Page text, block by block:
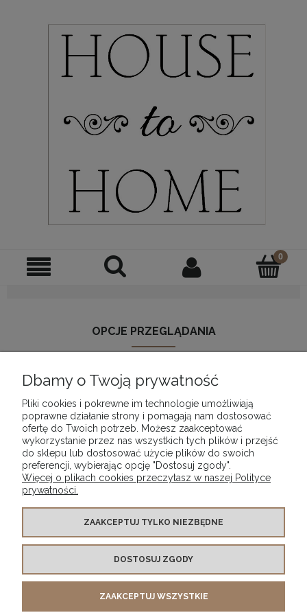
OPCJE PRZEGLĄDANIA
Nie znaleziono produktów spełniających podane kryteria.
POMOC
MOJE KONTO
PŁATNOŚCI I DOSTAWA
INFORMACJE
O NAS
Dbamy o Twoją prywatność
Pliki cookies i pokrewne im technologie umożliwiają
poprawne działanie strony i pomagają nam dostosować
ofertę do Twoich potrzeb. Możesz zaakceptować
wykorzystanie przez nas wszystkich tych plików i przejść
do sklepu lub dostosować użycie plików do swoich
preferencji, wybierając opcję "Dostosuj zgody".
Więcej o plikach cookies przeczytasz w naszej Polityce
prywatności.
ZAAKCEPTUJ TYLKO NIEZBĘDNE
DOSTOSUJ ZGODY
ZAAKCEPTUJ WSZYSTKIE